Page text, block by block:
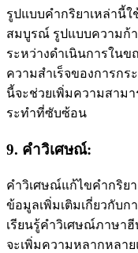
รูปแบบคํากริยาเหล่านี้ใ
สมบูรณ์ รูปแบบความก้
ระหว่างดําเนินการใน
ความสําเร็จของการกร
นี้จะช่วยเพิ่มความสาม
ระทําที่ซับซ้อน
9. คําวิเศษณ์:
คําวิเศษณ์แก้ไขคํากริย
ข้อมูลเพิ่มเติมเกี่ยวกับ
เรียนรู้คําวิเศษณ์ภาษาฮี
จะเพิ่มความหลากหลา